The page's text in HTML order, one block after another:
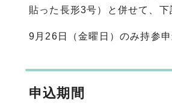
貼った長形3号）と併せて、
9月26日（金曜日）のみ持参申
申込期間